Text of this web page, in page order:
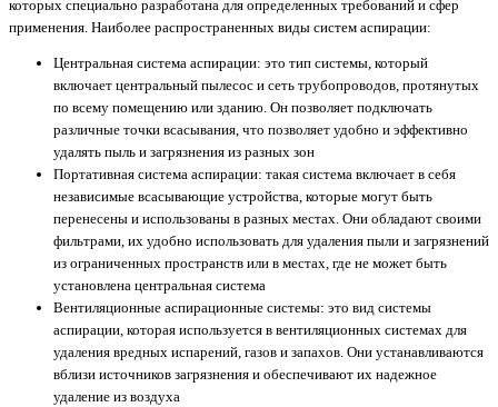
которых специально разработана для определенных требований и сфер
применения. Наиболее распространенных виды систем аспирации:
Центральная система аспирации: это тип системы, который
включает центральный пылесос и сеть трубопроводов, протянутых
по всему помещению или зданию. Он позволяет подключать
различные точки всасывания, что позволяет удобно и эффективно
удалять пыль и загрязнения из разных зон
Портативная система аспирации: такая система включает в себя
независимые всасывающие устройства, которые могут быть
перенесены и использованы в разных местах. Они обладают своими
фильтрами, их удобно использовать для удаления пыли и загрязнений
из ограниченных пространств или в местах, где не может быть
установлена центральная система
Вентиляционные аспирационные системы: это вид системы
аспирации, которая используется в вентиляционных системах для
удаления вредных испарений, газов и запахов. Они устанавливаются
вблизи источников загрязнения и обеспечивают их надежное
удаление из воздуха